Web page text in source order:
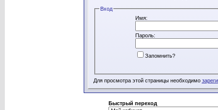
Вход
Имя:
Пароль:
Запомнить?
Для просмотра этой страницы необходимо
Быстрый переход